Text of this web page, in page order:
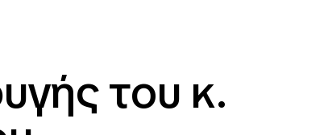
του κ.